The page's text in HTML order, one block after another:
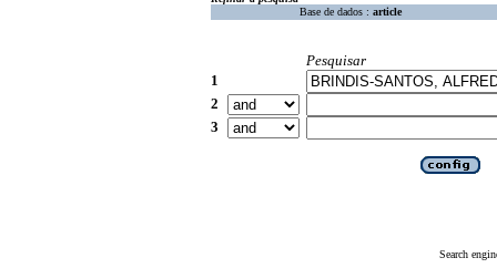
Base de dados : article
Pesquisar
1
2
3
Search